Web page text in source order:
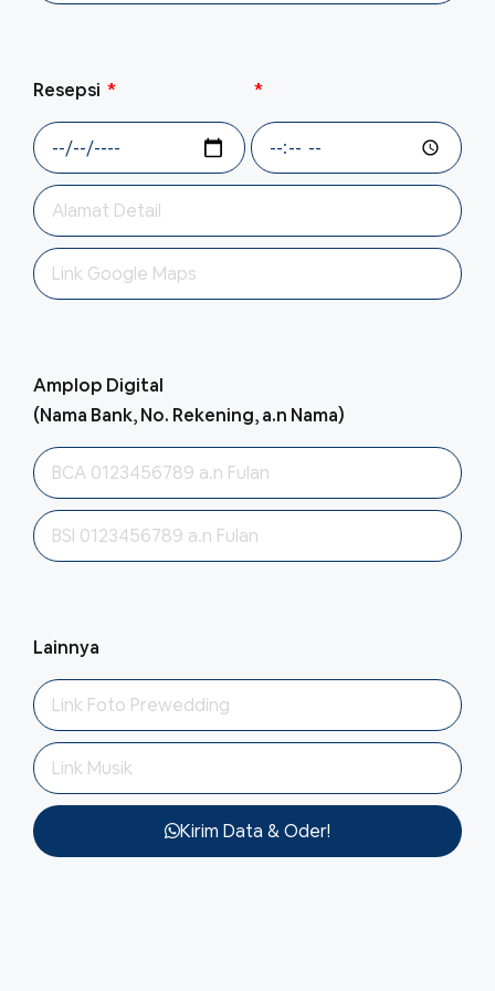
Resepsi
Amplop Digital
(Nama Bank, No. Rekening, a.n Nama)
Lainnya
Kirim Data & Oder!